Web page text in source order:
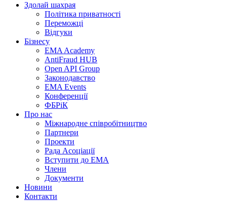
Здолай шахрая
Політика приватності
Переможцi
Відгуки
Бізнесу
EMA Academy
AntiFraud HUB
Open API Group
Законодавство
EMA Events
Конференції
ФБРіК
Про нас
Міжнародне співробітництво
Партнери
Проекти
Рада Асоціації
Вступити до ЕМА
Члени
Документи
Новини
Контакти